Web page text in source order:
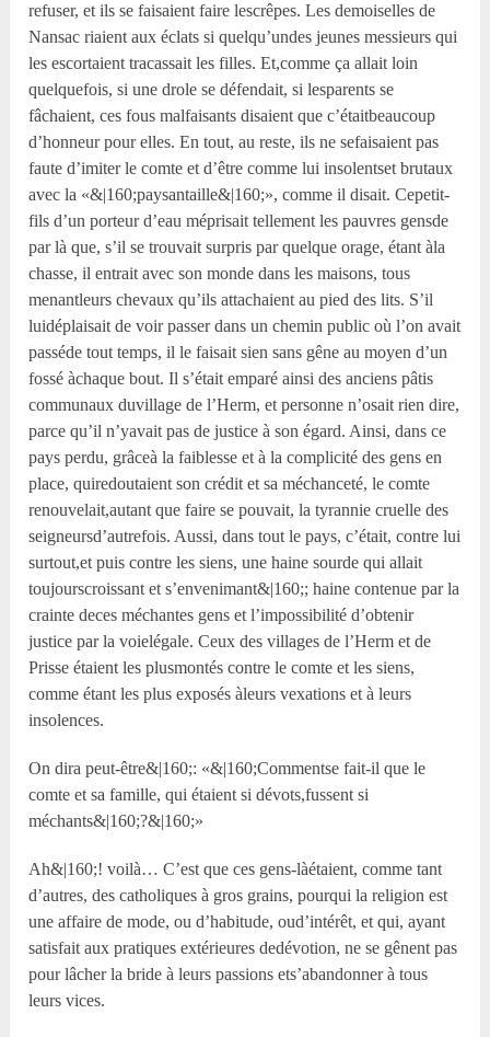
refuser, et ils se faisaient faire lescrêpes. Les demoiselles de
Nansac riaient aux éclats si quelqu’undes jeunes messieurs qui
les escortaient tracassait les filles. Et,comme ça allait loin
quelquefois, si une drole se défendait, si lesparents se
fâchaient, ces fous malfaisants disaient que c’étaitbeaucoup
d’honneur pour elles. En tout, au reste, ils ne sefaisaient pas
faute d’imiter le comte et d’être comme lui insolentset brutaux
avec la «&|160;paysantaille&|160;», comme il disait. Cepetit-
fils d’un porteur d’eau méprisait tellement les pauvres gensde
par là que, s’il se trouvait surpris par quelque orage, étant àla
chasse, il entrait avec son monde dans les maisons, tous
menantleurs chevaux qu’ils attachaient au pied des lits. S’il
luidéplaisait de voir passer dans un chemin public où l’on avait
passéde tout temps, il le faisait sien sans gêne au moyen d’un
fossé àchaque bout. Il s’était emparé ainsi des anciens pâtis
communaux duvillage de l’Herm, et personne n’osait rien dire,
parce qu’il n’yavait pas de justice à son égard. Ainsi, dans ce
pays perdu, grâceà la faiblesse et à la complicité des gens en
place, quiredoutaient son crédit et sa méchanceté, le comte
renouvelait,autant que faire se pouvait, la tyrannie cruelle des
seigneursd’autrefois. Aussi, dans tout le pays, c’était, contre lui
surtout,et puis contre les siens, une haine sourde qui allait
toujourscroissant et s’envenimant&|160;; haine contenue par la
crainte deces méchantes gens et l’impossibilité d’obtenir
justice par la voielégale. Ceux des villages de l’Herm et de
Prisse étaient les plusmontés contre le comte et les siens,
comme étant les plus exposés àleurs vexations et à leurs
insolences.
On dira peut-être&|160;: «&|160;Commentse fait-il que le
comte et sa famille, qui étaient si dévots,fussent si
méchants&|160;?&|160;»
Ah&|160;! voilà… C’est que ces gens-làétaient, comme tant
d’autres, des catholiques à gros grains, pourqui la religion est
une affaire de mode, ou d’habitude, oud’intérêt, et qui, ayant
satisfait aux pratiques extérieures dedévotion, ne se gênent pas
pour lâcher la bride à leurs passions ets’abandonner à tous
leurs vices.